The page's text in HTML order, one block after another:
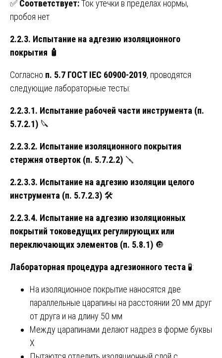
✅ Соответствует:Ток утечки в пределах нормы,
пробоя нет
2.2.3. Испытание на адгезию изоляционного
покрытия 🧴
Согласно п. 5.7 ГОСТ IEC 60900-2019, проводятся
следующие лабораторные тесты:
2.2.3.1. Испытание рабочей части инструмента (п.
5.7.2.1) 🔪
2.2.3.2. Испытание изоляционного покрытия
стержня отверток (п. 5.7.2.2) 🪛
2.2.3.3. Испытание на адгезию изоляции целого
инструмента (п. 5.7.2.3) 🛠️
2.2.3.4. Испытание на адгезию изоляционных
покрытий токоведущих регулирующих или
переключающих элементов (п. 5.8.1) 🔘
Лабораторная процедура адгезионного теста 🧪:
На изоляционное покрытие наносятся две
параллельные царапины на расстоянии 20 мм друг
от друга и на длину 50 мм
Между царапинами делают надрез в форме буквы
X